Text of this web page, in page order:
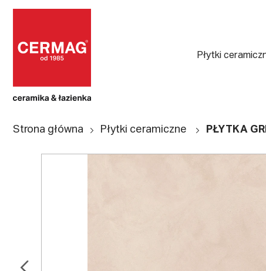
Płytki
Strona główna Płytki ceramiczne PŁYTKA